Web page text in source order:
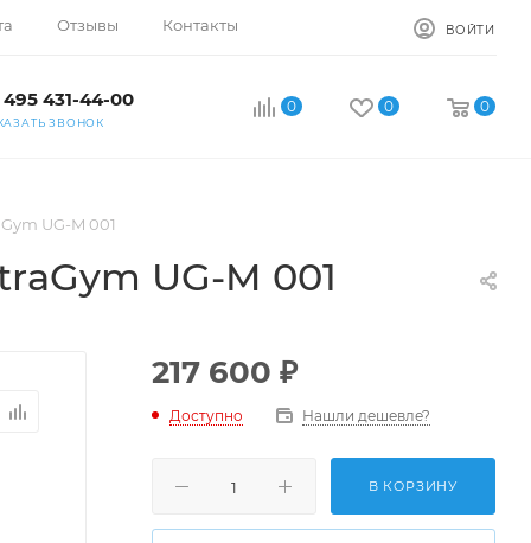
Отзывы Контакты ВОЙТИ
495 431-44-00
ЗВОНОК
0 0 0
UG-M 001
UG-M 001
217 600 ₽
Доступно Нашли дешевле?
В КОРЗИНУ